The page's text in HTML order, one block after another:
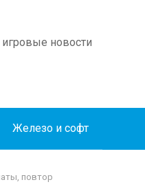
новости
Железо и софт
повтор